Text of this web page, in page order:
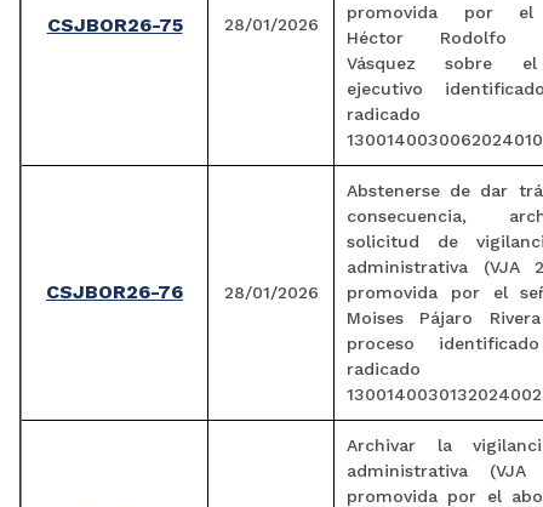
CSJBOR26-75 28/01/2026
promovida por el
Héctor Rodolfo
Vásquez sobre
ejecutivo
radicado
CSJBOR26-76 28/01/2026
Abstenerse de dar
consecuencia,
solicitud de
administrativa (VJA
promovida por el
Moises Pájaro
proceso
radicado
Archivar la
administrativa (VJA
promovida por el